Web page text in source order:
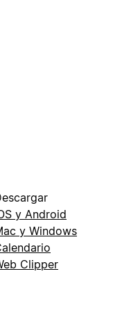
y Android
y Windows
Clipper